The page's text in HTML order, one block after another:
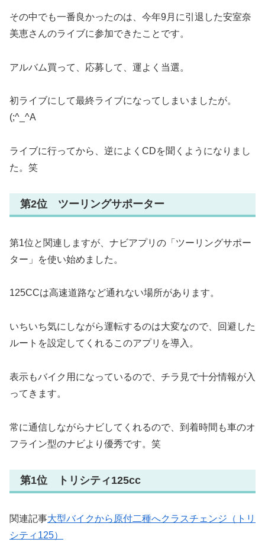
その中でも一番良かったのは、今年9月に引退した安室奈
美恵さんのライブに参加できたことです。
アルバム買って、応募して、運よく当選。
初ライブにして最終ライブになってしまいましたが。
(;^_^A
ライブに行ってから、逆によくCDを聞くようになりまし
た。笑
第2位 ツーリングサポーター
第1位と関連しますが、ナビアプリの「ツーリングサポー
ター」を使い始めました。
125CCは高速道路など通れない場所があります。
いちいち気にしながら運転するのは大変なので、回避した
ルートを設定してくれるこのアプリを導入。
表示もバイク用になっているので、チラ見で十分情報が入
ってきます。
常に通信しながらナビしてくれるので、到着時間も車のオ
フライン型のナビより優秀です。笑
第1位 トリシティ125cc
関連記事大型バイクから原付二種へクラスチェンジ（トリ
シティ125）